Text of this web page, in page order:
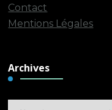
Contact
Mentions Légales
Archives